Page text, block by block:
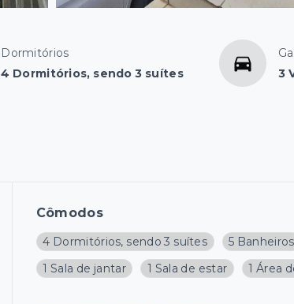
Dormitórios
4 Dormitórios, sendo 3 suítes
3
Cômodos
4 Dormitórios, sendo 3 suítes 5 Banheiros
1 Sala de jantar
1 Sala de estar 1 Área